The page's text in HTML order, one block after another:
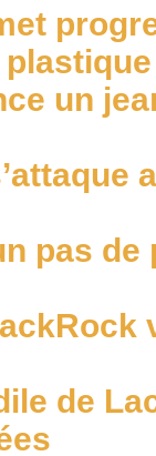
un
pas de
de